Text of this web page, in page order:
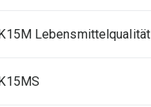
Lebensmittelqualität